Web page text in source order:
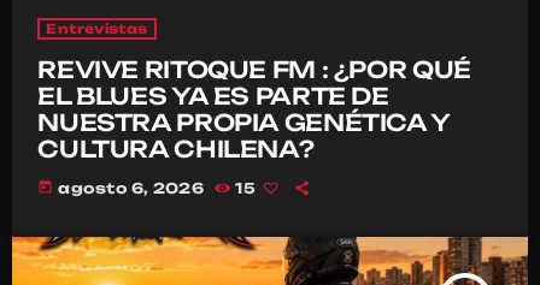
Entrevistas
REVIVE RITOQUE FM : ¿POR QUÉ
EL BLUES YA ES PARTE DE
NUESTRA PROPIA GENÉTICA Y
CULTURA CHILENA?
today agosto 6, 2026 15